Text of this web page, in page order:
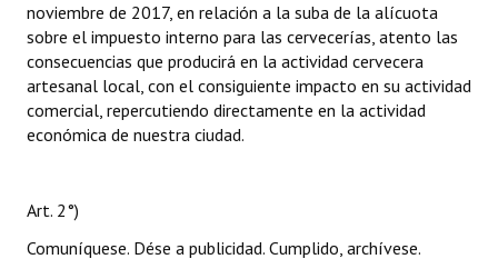
noviembre de 2017, en relación a la suba de la alícuota
sobre el impuesto interno para las cervecerías, atento las
consecuencias que producirá en la actividad cervecera
artesanal local, con el consiguiente impacto en su actividad
comercial, repercutiendo directamente en la actividad
económica de nuestra ciudad.
Art. 2°)
Comuníquese. Dése a publicidad. Cumplido, archívese.